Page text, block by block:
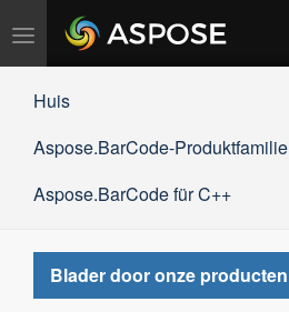
Navigation
umschalten
Huis
Aspose.BarCode-Produktfamilie
Aspose.BarCode für C++
Blader door onze producten